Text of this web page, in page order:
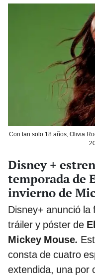
Con tan solo 18 años, Olivia
Disney +
temporada de
invierno de
Disney+ anunció la
tráiler y póster de
Mickey Mouse.
consta de cuatro
extendida, una por